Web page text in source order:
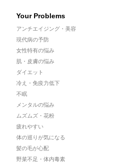
Your Problems
アンチエイジング・美容
現代病の予防
女性特有の悩み
肌・皮膚の悩み
ダイエット
冷え・免疫力低下
不眠
メンタルの悩み
ムズムズ・花粉
疲れやすい
体の巡りが気になる
髪の毛が心配
野菜不足・体内毒素